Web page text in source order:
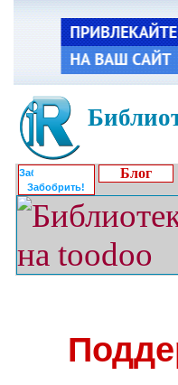
Забобрить!
Блог